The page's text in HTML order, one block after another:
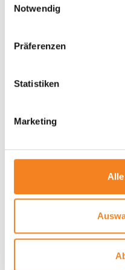
Notwendig
Präferenzen
Statistiken
Marketing
Geringere
Massive Material-
Guideline INVOIC
Anforderungen an